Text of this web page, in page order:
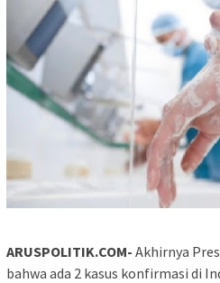
ARUSPOLITIK.COM- Akhirnya
bahwa ada 2 kasus konfirmasi di